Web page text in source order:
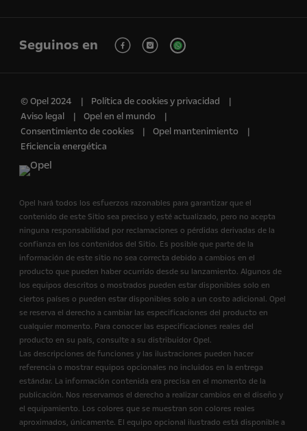
Seguinos en
© Opel 2024
Política de cookies y privacidad
Aviso legal
Opel en el mundo
Consentimiento de cookies
Opel mantenimiento
Eficiencia energética
Opel hará todos los esfuerzos razonables para garantizar que el
contenido de este Sitio sea preciso y esté actualizado, pero no acepta
ninguna responsabilidad por reclamaciones o pérdidas derivadas de la
confianza en los contenidos del Sitio. Es posible que parte de la
información de este sitio no sea correcta debido a cambios en el
producto que pueden haber ocurrido desde su lanzamiento. Algunos de
los equipos descritos o mostrados pueden estar disponibles solo en
ciertos países o pueden estar disponibles solo a un costo adicional. Opel
se reserva el derecho a cambiar las especificaciones del producto en
cualquier momento. Para conocer las especificaciones reales del
producto en su país, consulte a su distribuidor Opel.
Las descripciones de funciones y las ilustraciones pueden hacer
referencia o mostrar equipos opcionales no incluidos en la entrega
estándar. La información contenida era precisa en el momento de la
publicación. Nos reservamos el derecho a realizar cambios en el diseño y
el equipamiento. Los colores que se muestran son colores reales
aproximados, únicamente. El equipo opcional ilustrado está disponible a